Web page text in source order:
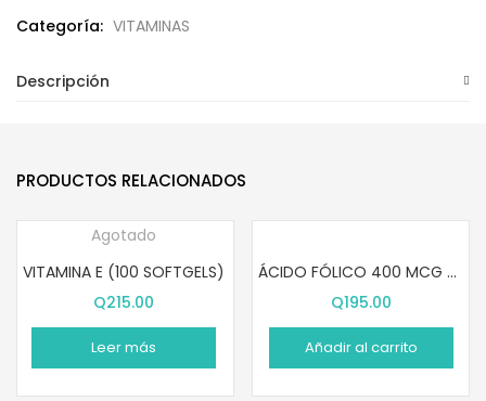
Categoría: VITAMINAS
Descripción
PRODUCTOS RELACIONADOS
Agotado
VITAMINA E (100 SOFTGELS)
Q215.00
Leer más
ÁCIDO FÓLICO 400 MCG (250 TABLETAS)
Q195.00
Añadir al carrito